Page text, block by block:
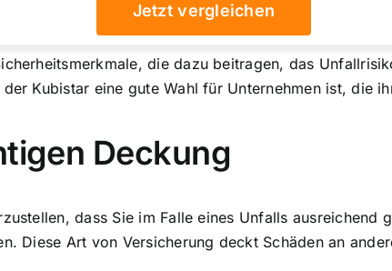
Jetzt vergleichen
die dazu beitragen, das
Kubistar eine gute Wahl für Unternehmen ist, die
Deckung
dass Sie im Falle eines Unfalls ausreichend
Diese Art von Versicherung deckt Schäden an